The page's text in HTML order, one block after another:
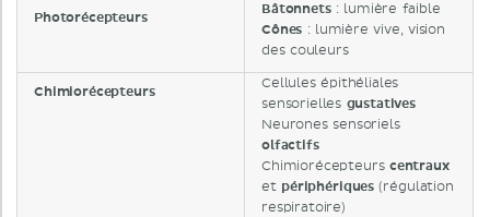
Photorécepteurs
Bâtonnets: lumière faible
Cônes : lumière vive, vision
des couleurs
Chimiorécepteurs
Cellules épithéliales
sensorielles gustatives
Neurones sensoriels
olfactifs
Chimiorécepteurs centraux
et périphériques (régulation
respiratoire)